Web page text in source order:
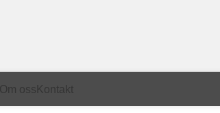
Om oss Kontakt